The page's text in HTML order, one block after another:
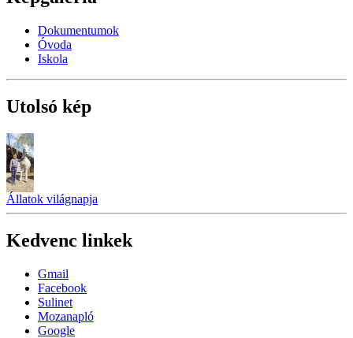
Dokumentumok
Óvoda
Iskola
Utolsó kép
Állatok világnapja
Kedvenc linkek
Gmail
Facebook
Sulinet
Mozanapló
Google